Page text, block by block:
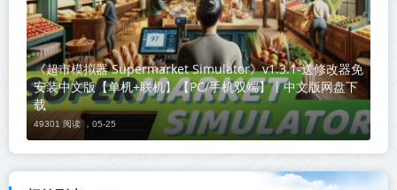
《超市模拟器 Supermarket Simulator》v1.3.1-送修改器免
安装中文版【单机+联机】【PC/手机双端】丨中文版网盘下
载
49301 阅读 ， 05-25